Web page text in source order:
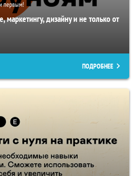
первым!
маркетингу, дизайну и не только от
ПОДРОБНЕЕ